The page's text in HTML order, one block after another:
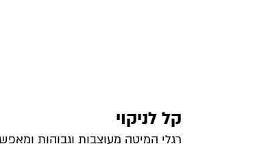
קל לניקוי
רגלי המיטה מעוצבות וגבוהות